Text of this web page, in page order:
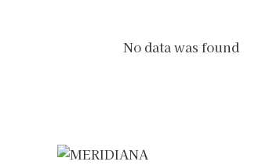
No data was found